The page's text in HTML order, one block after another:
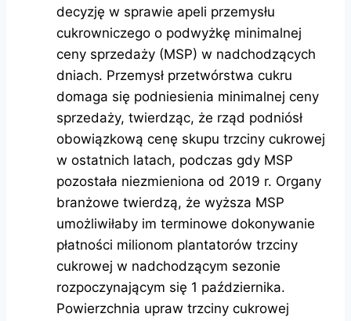
decyzję w sprawie apeli przemysłu
cukrowniczego o podwyżkę minimalnej
ceny sprzedaży (MSP) w nadchodzących
dniach. Przemysł przetwórstwa cukru
domaga się podniesienia minimalnej ceny
sprzedaży, twierdząc, że rząd podniósł
obowiązkową cenę skupu trzciny cukrowej
w ostatnich latach, podczas gdy MSP
pozostała niezmieniona od 2019 r. Organy
branżowe twierdzą, że wyższa MSP
umożliwiłaby im terminowe dokonywanie
płatności milionom plantatorów trzciny
cukrowej w nadchodzącym sezonie
rozpoczynającym się 1 października.
Powierzchnia upraw trzciny cukrowej